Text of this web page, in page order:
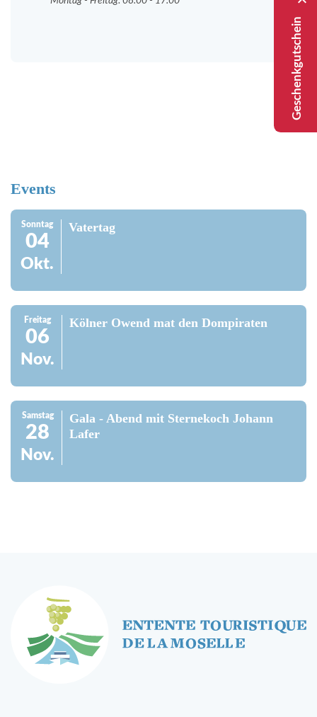
Geschenkgutschein
Events
Sonntag
04
Okt.
Vatertag
Freitag
06
Nov.
Kölner Owend mat den Dompiraten
Samstag
28
Nov.
Gala - Abend mit Sternekoch Johann
Lafer